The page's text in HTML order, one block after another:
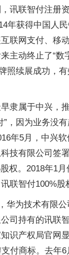
讯联智付注册
年获得中国人
联网支付、移
主动终止了“数
照续展成功，
隶属于中兴，
”，因为业务没
年5月，中兴
技有限公司签
权。2018年1月
联智付100%股
华为技术有限
司持有的讯联
识产权局官网
付商标。去年